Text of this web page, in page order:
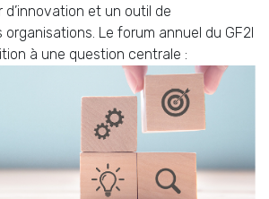
et un outil de
Le forum annuel du GF2I
à une question centrale :